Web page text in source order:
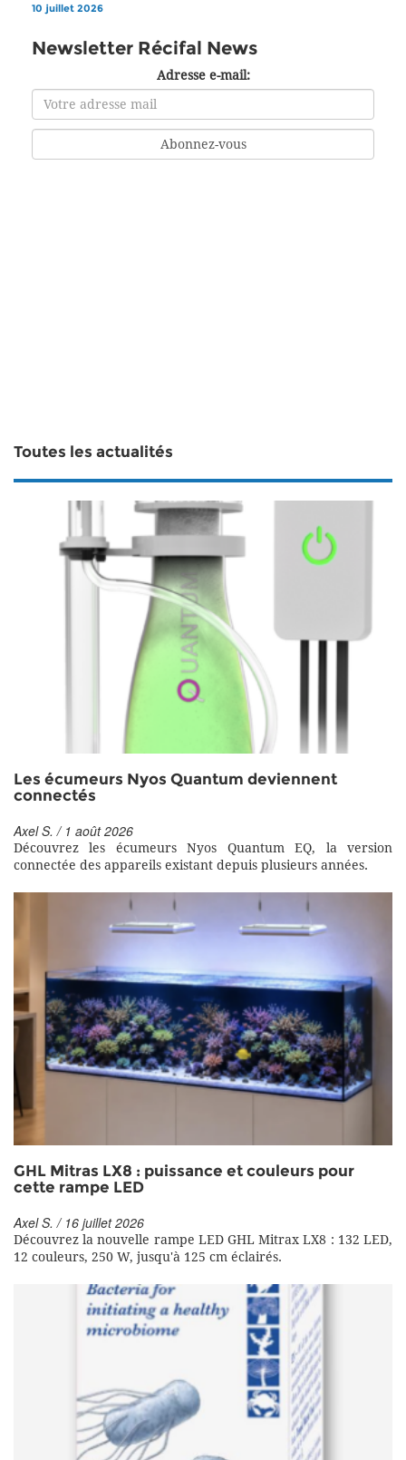
10 juillet 2026
Newsletter Récifal News
Adresse e-mail:
Toutes les actualités
Les écumeurs Nyos Quantum deviennent
connectés
Axel S. / 1 août 2026
Découvrez les écumeurs Nyos Quantum EQ, la version
connectée des appareils existant depuis plusieurs années.
GHL Mitras LX8 : puissance et couleurs pour
cette rampe LED
Axel S. / 16 juillet 2026
Découvrez la nouvelle rampe LED GHL Mitrax LX8 : 132 LED,
12 couleurs, 250 W, jusqu'à 125 cm éclairés.